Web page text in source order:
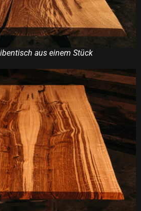
aus einem Stück